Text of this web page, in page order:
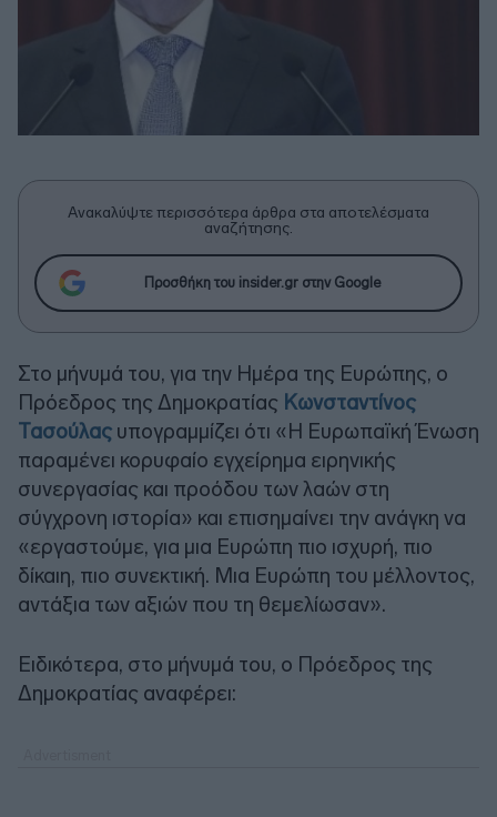
Ανακαλύψτε περισσότερα άρθρα στα αποτελέσματα
αναζήτησης.
Προσθήκη του insider.gr στην Google
Στο μήνυμά του, για την Ημέρα της Ευρώπης, ο
Πρόεδρος της Δημοκρατίας Κωνσταντίνος
Τασούλας υπογραμμίζει ότι «Η Ευρωπαϊκή Ένωση
παραμένει κορυφαίο εγχείρημα ειρηνικής
συνεργασίας και προόδου των λαών στη
σύγχρονη ιστορία» και επισημαίνει την ανάγκη να
«εργαστούμε, για μια Ευρώπη πιο ισχυρή, πιο
δίκαιη, πιο συνεκτική. Μια Ευρώπη του μέλλοντος,
αντάξια των αξιών που τη θεμελίωσαν».
Ειδικότερα, στο μήνυμά του, ο Πρόεδρος της
Δημοκρατίας αναφέρει: